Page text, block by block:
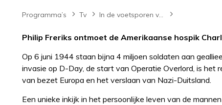
Programma’s Tv In de voetsporen van
Philip Freriks ontmoet de Amerikaanse hospik
Op 6 juni 1944 staan bijna 4 miljoen soldaten aan
invasie op D-Day, de start van Operatie Overlord, is het
van bezet Europa en het verslaan van Nazi-Duitsland.
Een unieke inkijk in het persoonlijke leven van de